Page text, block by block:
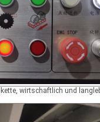
wirtschaftlich und